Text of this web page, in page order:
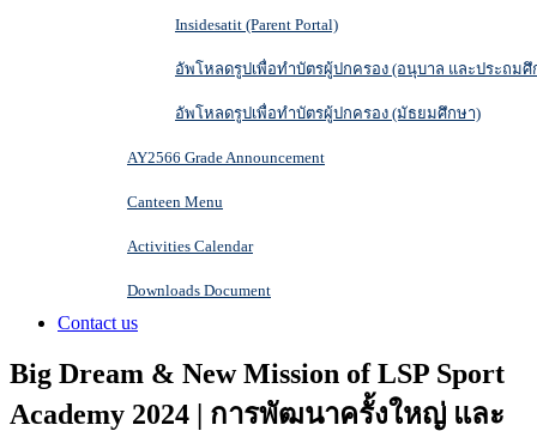
Insidesatit (Parent Portal)
อัพโหลดรูปเพื่อทำบัตรผู้ปกครอง (อนุบาล และประถมศึ
อัพโหลดรูปเพื่อทำบัตรผู้ปกครอง (มัธยมศึกษา)
AY2566 Grade Announcement
Canteen Menu
Activities Calendar
Downloads Document
Contact us
Big Dream & New Mission of LSP Sport
Academy 2024 | การพัฒนาครั้งใหญ่ และ